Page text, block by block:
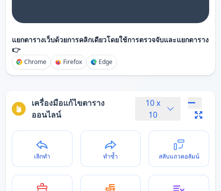
แยกตารางเว็บด้วยการคลิกเดียวโดยใช้การตรวจจับและแยกตาราง
👉
Chrome Firefox Edge
เครื่องมือแก้ไขตาราง
ออนไลน์
10x
10
เลิกทำ ทำซ้ำ สลับแถวคอลัมน์